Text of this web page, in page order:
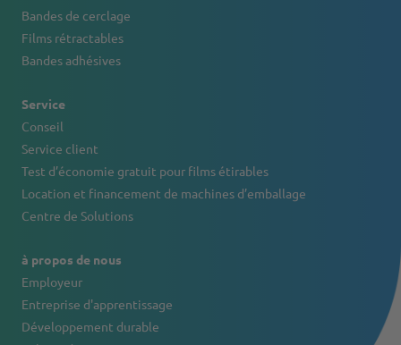
Bandes de cerclage
Films rétractables
Bandes adhésives
Service
Conseil
Service client
Test d’économie gratuit pour films étirables
Location et financement de machines d’emballage
Centre de Solutions
à propos de nous
Employeur
Entreprise d'apprentissage
Développement durable